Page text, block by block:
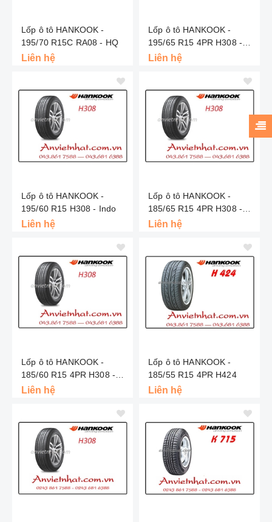
Lốp ô tô HANKOOK -
195/70 R15C RA08 - HQ
Liên hệ
Lốp ô tô HANKOOK -
195/65 R15 4PR H308 -
Indo
Liên hệ
Lốp ô tô HANKOOK -
195/60 R15 H308 - Indo
Liên hệ
Lốp ô tô HANKOOK -
185/65 R15 4PR H308 -
Indo
Liên hệ
Lốp ô tô HANKOOK -
185/60 R15 4PR H308 -
Indo
Liên hệ
Lốp ô tô HANKOOK -
185/55 R15 4PR H424
Liên hệ